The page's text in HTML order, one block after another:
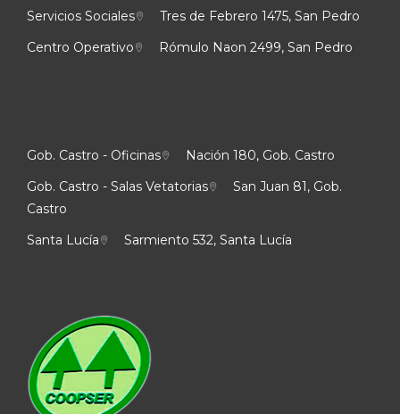
Servicios Sociales
Tres de Febrero 1475, San Pedro
Centro Operativo
Rómulo Naon 2499, San Pedro
Gob. Castro - Oficinas
Nación 180, Gob. Castro
Gob. Castro - Salas Vetatorias
San Juan 81, Gob.
Castro
Santa Lucía
Sarmiento 532, Santa Lucía